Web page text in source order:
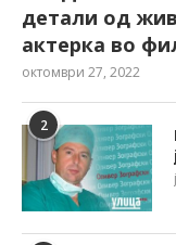
детали од
актерка во
октомври 27, 2022
2